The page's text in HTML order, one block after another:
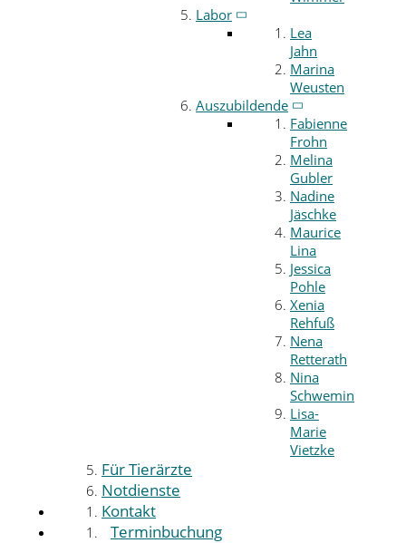
Labor
Lea
Jahn
Marina
Weusten
Auszubildende
Fabienne
Frohn
Melina
Gubler
Nadine
Jäschke
Maurice
Lina
Jessica
Pohle
Xenia
Rehfuß
Nena
Retterath
Nina
Schwemin
Lisa-
Marie
Vietzke
Für Tierärzte
Notdienste
Kontakt
Terminbuchung